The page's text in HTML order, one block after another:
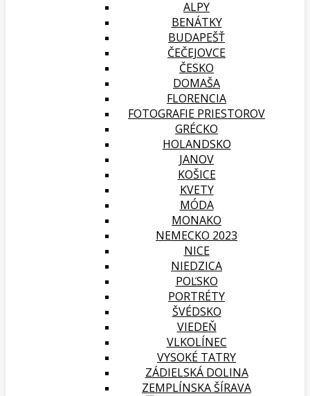
ALPY
BENÁTKY
BUDAPEŠŤ
ČEČEJOVCE
ČESKO
DOMAŠA
FLORENCIA
FOTOGRAFIE PRIESTOROV
GRÉCKO
HOLANDSKO
JANOV
KOŠICE
KVETY
MÓDA
MONAKO
NEMECKO 2023
NICE
NIEDZICA
POĽSKO
PORTRÉTY
ŠVÉDSKO
VIEDEŇ
VLKOLÍNEC
VYSOKÉ TATRY
ZÁDIELSKÁ DOLINA
ZEMPLÍNSKA ŠÍRAVA